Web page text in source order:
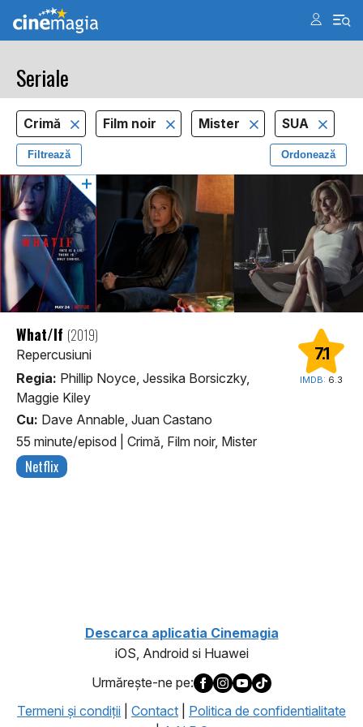
Seriale
Crimă Film noir Mister SUA
Filtrează Ordonează
7.1
IMDB: 6.3
What/If (2019)
Repercusiuni
Regia: Phillip Noyce, Jessika Borsiczky,
Maggie Kiley
Cu: Dave Annable, Juan Castano
55 minute/episod
Crimă, Film noir, Mister
Netflix
Descarca aplicatia Cinemagia
iOS, Android si Huawei
Urmăreşte-ne pe:
Termeni şi condiţii
Contact
Politica de confidentialitate